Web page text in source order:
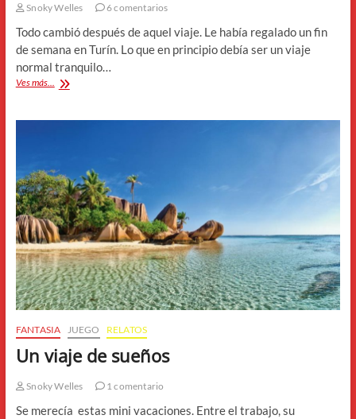
Snoky Welles 6 comentarios
Todo cambió después de aquel viaje. Le había regalado un fin
de semana en Turín. Lo que en principio debía ser un viaje
normal tranquilo…
Ves más...
Una
(R1)
FANTASIA JUEGO RELATOS
Un viaje de sueños
Snoky Welles 1 comentario
Se merecía estas mini vacaciones. Entre el trabajo, su